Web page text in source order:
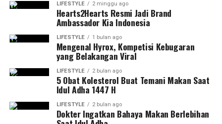
LIFESTYLE 2 minggu ago
Hearts2Hearts Resmi Jadi Brand
Ambassador Kia Indonesia
LIFESTYLE 1 bulan ago
Mengenal Hyrox, Kompetisi Kebugaran
yang Belakangan Viral
LIFESTYLE 2 bulan ago
5 Obat Kolesterol Buat Temani Makan Saat
Idul Adha 1447 H
LIFESTYLE 2 bulan ago
Dokter Ingatkan Bahaya Makan Berlebihan